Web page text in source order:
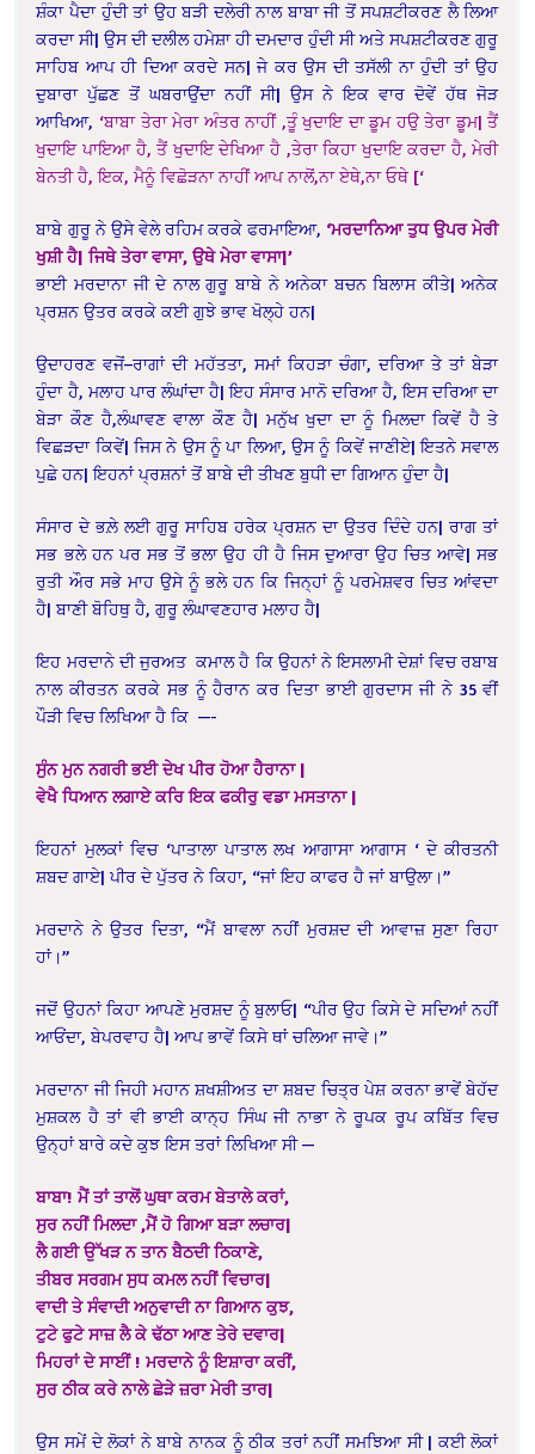
ਸ਼ੰਕਾ ਪੈਦਾ ਹੁੰਦੀ ਤਾਂ ਉਹ ਬੜੀ ਦਲੇਰੀ ਨਾਲ ਬਾਬਾ ਜੀ ਤੋਂ ਸਪਸ਼ਟੀਕਰਣ ਲੈ ਲਿਆ
ਕਰਦਾ ਸੀ| ਉਸ ਦੀ ਦਲੀਲ ਹਮੇਸ਼ਾ ਹੀ ਦਮਦਾਰ ਹੁੰਦੀ ਸੀ ਅਤੇ ਸਪਸ਼ਟੀਕਰਣ ਗੁਰੂ
ਸਾਹਿਬ ਆਪ ਹੀ ਦਿਆ ਕਰਦੇ ਸਨ| ਜੇ ਕਰ ਉਸ ਦੀ ਤਸੱਲੀ ਨਾ ਹੁੰਦੀ ਤਾਂ ਉਹ
ਦੁਬਾਰਾ ਪੁੱਛਣ ਤੋਂ ਘਬਰਾਉਂਦਾ ਨਹੀਂ ਸੀ| ਉਸ ਨੇ ਇਕ ਵਾਰ ਦੋਵੇਂ ਹੱਥ ਜੋੜ
ਆਖਿਆ, ‘ਬਾਬਾ ਤੇਰਾ ਮੇਰਾ ਅੰਤਰ ਨਾਹੀਂ ,ਤੂੰ ਖੁਦਾਇ ਦਾ ਡੂਮ ਹਉ ਤੇਰਾ ਡੂਮ| ਤੈਂ
ਖੁਦਾਇ ਪਾਇਆ ਹੈ, ਤੈਂ ਖੁਦਾਇ ਦੇਖਿਆ ਹੈ ,ਤੇਰਾ ਕਿਹਾ ਖੁਦਾਇ ਕਰਦਾ ਹੈ, ਮੇਰੀ
ਬੇਨਤੀ ਹੈ, ਇਕ, ਮੈਨੂੰ ਵਿਛੋੜਨਾ ਨਾਹੀਂ ਆਪ ਨਾਲੋਂ,ਨਾ ਏਥੇ,ਨਾ ਓਥੇ [‘
ਬਾਬੇ ਗੁਰੂ ਨੇ ਉਸੇ ਵੇਲੇ ਰਹਿਮ ਕਰਕੇ ਫਰਮਾਇਆ, ‘ਮਰਦਾਨਿਆ ਤੁਧ ਉਪਰ ਮੇਰੀ
ਖੁਸ਼ੀ ਹੈ| ਜਿਥੇ ਤੇਰਾ ਵਾਸਾ, ਉਥੇ ਮੇਰਾ ਵਾਸਾ|’
ਭਾਈ ਮਰਦਾਨਾ ਜੀ ਦੇ ਨਾਲ ਗੁਰੂ ਬਾਬੇ ਨੇ ਅਨੇਕਾ ਬਚਨ ਬਿਲਾਸ ਕੀਤੇ| ਅਨੇਕ
ਪ੍ਰਸ਼ਨ ਉਤਰ ਕਰਕੇ ਕਈ ਗੁਝੇ ਭਾਵ ਖੋਲ੍ਹੇ ਹਨ|
ਉਦਾਹਰਣ ਵਜੋਂ–ਰਾਗਾਂ ਦੀ ਮਹੱਤਤਾ, ਸਮਾਂ ਕਿਹੜਾ ਚੰਗਾ, ਦਰਿਆ ਤੇ ਤਾਂ ਬੇੜਾ
ਹੁੰਦਾ ਹੈ, ਮਲਾਹ ਪਾਰ ਲੰਘਾਂਦਾ ਹੈ| ਇਹ ਸੰਸਾਰ ਮਾਨੋ ਦਰਿਆ ਹੈ, ਇਸ ਦਰਿਆ ਦਾ
ਬੇੜਾ ਕੌਣ ਹੈ,ਲੰਘਾਵਣ ਵਾਲਾ ਕੌਣ ਹੈ| ਮਨੁੱਖ ਖੁਦਾ ਦਾ ਨੂੰ ਮਿਲਦਾ ਕਿਵੇਂ ਹੈ ਤੇ
ਵਿਛੜਦਾ ਕਿਵੇਂ| ਜਿਸ ਨੇ ਉਸ ਨੂੰ ਪਾ ਲਿਆ, ਉਸ ਨੂੰ ਕਿਵੇਂ ਜਾਣੀਏ| ਇਤਨੇ ਸਵਾਲ
ਪੁਛੇ ਹਨ| ਇਹਨਾਂ ਪ੍ਰਸ਼ਨਾਂ ਤੋਂ ਬਾਬੇ ਦੀ ਤੀਖਣ ਬੁਧੀ ਦਾ ਗਿਆਨ ਹੁੰਦਾ ਹੈ|
ਸੰਸਾਰ ਦੇ ਭਲ਼ੇ ਲਈ ਗੁਰੂ ਸਾਹਿਬ ਹਰੇਕ ਪ੍ਰਸ਼ਨ ਦਾ ਉਤਰ ਦਿੰਦੇ ਹਨ| ਰਾਗ ਤਾਂ
ਸਭ ਭਲੇ ਹਨ ਪਰ ਸਭ ਤੋਂ ਭਲਾ ਉਹ ਹੀ ਹੈ ਜਿਸ ਦੁਆਰਾ ਉਹ ਚਿਤ ਆਵੇ| ਸਭ
ਰੁਤੀ ਔਰ ਸਭੇ ਮਾਹ ਉਸੇ ਨੂੰ ਭਲੇ ਹਨ ਕਿ ਜਿਨ੍ਹਾਂ ਨੂੰ ਪਰਮੇਸ਼ਵਰ ਚਿਤ ਆਂਵਦਾ
ਹੈ| ਬਾਣੀ ਬੋਹਿਥੁ ਹੈ, ਗੁਰੂ ਲੰਘਾਵਣਹਾਰ ਮਲਾਹ ਹੈ|
ਇਹ ਮਰਦਾਨੇ ਦੀ ਜੁਰਅਤ ਕਮਾਲ ਹੈ ਕਿ ਉਹਨਾਂ ਨੇ ਇਸਲਾਮੀ ਦੇਸ਼ਾਂ ਵਿਚ ਰਬਾਬ
ਨਾਲ ਕੀਰਤਨ ਕਰਕੇ ਸਭ ਨੂੰ ਹੈਰਾਨ ਕਰ ਦਿਤਾ ਭਾਈ ਗੁਰਦਾਸ ਜੀ ਨੇ 35 ਵੀਂ
ਪੌੜੀ ਵਿਚ ਲਿਖਿਆ ਹੈ ਕਿ —-
ਸੁੰਨ ਮੁਨ ਨਗਰੀ ਭਈ ਦੇਖ ਪੀਰ ਹੋਆ ਹੈਰਾਨਾ |
ਵੇਖੈ ਧਿਆਨ ਲਗਾਏ ਕਰਿ ਇਕ ਫਕੀਰੁ ਵਡਾ ਮਸਤਾਨਾ |
ਇਹਨਾਂ ਮੁਲਕਾਂ ਵਿਚ ‘ਪਾਤਾਲਾ ਪਾਤਾਲ ਲਖ ਆਗਾਸਾ ਆਗਾਸ ‘ ਦੇ ਕੀਰਤਨੀ
ਸ਼ਬਦ ਗਾਏ| ਪੀਰ ਦੇ ਪੁੱਤਰ ਨੇ ਕਿਹਾ, “ਜਾਂ ਇਹ ਕਾਫਰ ਹੈ ਜਾਂ ਬਾਉਲਾ।”
ਮਰਦਾਨੇ ਨੇ ਉਤਰ ਦਿਤਾ, “ਮੈਂ ਬਾਵਲਾ ਨਹੀਂ ਮੁਰਸ਼ਦ ਦੀ ਆਵਾਜ਼ ਸੁਣਾ ਰਿਹਾ
ਹਾਂ।”
ਜਦੋਂ ਉਹਨਾਂ ਕਿਹਾ ਆਪਣੇ ਮੁਰਸ਼ਦ ਨੂੰ ਬੁਲਾਓ| “ਪੀਰ ਉਹ ਕਿਸੇ ਦੇ ਸਦਿਆਂ ਨਹੀਂ
ਆਓਂਦਾ, ਬੇਪਰਵਾਹ ਹੈ| ਆਪ ਭਾਵੇਂ ਕਿਸੇ ਥਾਂ ਚਲਿਆ ਜਾਵੇ।”
ਮਰਦਾਨਾ ਜੀ ਜਿਹੀ ਮਹਾਨ ਸ਼ਖਸ਼ੀਅਤ ਦਾ ਸ਼ਬਦ ਚਿਤ੍ਰ ਪੇਸ਼ ਕਰਨਾ ਭਾਵੇਂ ਬੇਹੱਦ
ਮੁਸ਼ਕਲ ਹੈ ਤਾਂ ਵੀ ਭਾਈ ਕਾਨ੍ਹ ਸਿੰਘ ਜੀ ਨਾਭਾ ਨੇ ਰੂਪਕ ਰੂਪ ਕਬਿੱਤ ਵਿਚ
ਉਨ੍ਹਾਂ ਬਾਰੇ ਕਦੇ ਕੁਝ ਇਸ ਤਰਾਂ ਲਿਖਿਆ ਸੀ —
ਬਾਬਾ! ਮੈਂ ਤਾਂ ਤਾਲੋਂ ਘੁਥਾ ਕਰਮ ਬੇਤਾਲੇ ਕਰਾਂ,
ਸੁਰ ਨਹੀਂ ਮਿਲਦਾ ,ਮੈਂ ਹੋ ਗਿਆ ਬੜਾ ਲਚਾਰ|
ਲੈ ਗਈ ਉੱਖੜ ਨ ਤਾਨ ਬੈਠਦੀ ਠਿਕਾਣੇ,
ਤੀਬਰ ਸਰਗਮ ਸੁਧ ਕਮਲ ਨਹੀਂ ਵਿਚਾਰ|
ਵਾਦੀ ਤੇ ਸੰਵਾਦੀ ਅਨੁਵਾਦੀ ਨਾ ਗਿਆਨ ਕੁਝ,
ਟੁਟੇ ਫੁਟੇ ਸਾਜ਼ ਲੈ ਕੇ ਢੱਠਾ ਆਣ ਤੇਰੇ ਦਵਾਰ|
ਮਿਹਰਾਂ ਦੇ ਸਾਈਂ ! ਮਰਦਾਨੇ ਨੂੰ ਇਸ਼ਾਰਾ ਕਰੀਂ,
ਸੁਰ ਠੀਕ ਕਰੇ ਨਾਲੇ ਛੇੜੇ ਜ਼ਰਾ ਮੇਰੀ ਤਾਰ|
ਉਸ ਸਮੇਂ ਦੇ ਲੋਕਾਂ ਨੇ ਬਾਬੇ ਨਾਨਕ ਨੂੰ ਠੀਕ ਤਰਾਂ ਨਹੀਂ ਸਮਝਿਆ ਸੀ | ਕਈ ਲੋਕਾਂ